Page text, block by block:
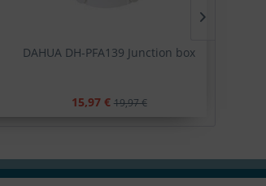
DAHUA DH-PFA139 Junction box
15,97 € 19,97 €